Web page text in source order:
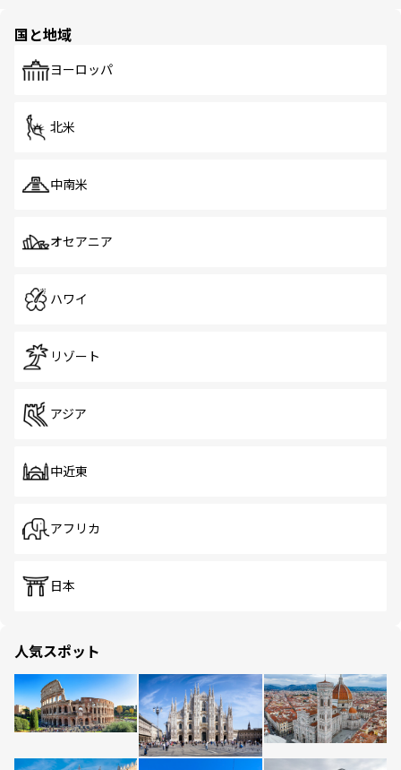
で、ホーカーズは地元の風情を楽しめる外せないスポット
国と地域
ヨーロッパ
北米
中南米
オセアニア
ハワイ
リゾート
アジア
中近東
アフリカ
日本
人気スポット